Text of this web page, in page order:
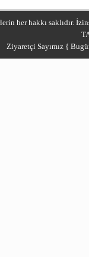
her hakkı saklıdır.
Ziyaretçi Sayımız {